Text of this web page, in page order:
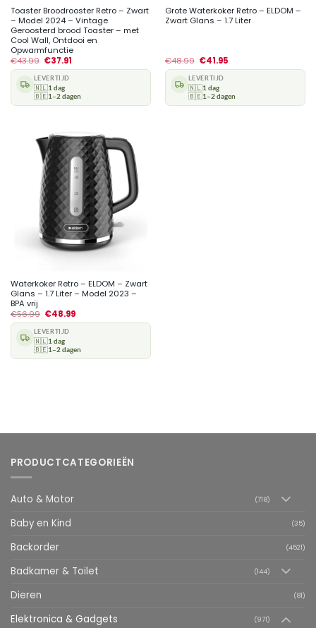
Toaster Broodrooster Retro – Zwart
– Model 2024 – Vintage
Geroosterd brood Toaster – met
Cool Wall, Ontdooi en
Opwarmfunctie
€43.99 €37.91
LEVERTIJD
🇳🇱1 dag
🇧🇪1–2 dagen
Grote Waterkoker Retro – ELDOM –
Zwart Glans – 1.7 Liter
€48.99 €41.95
LEVERTIJD
🇳🇱1 dag
🇧🇪1–2 dagen
Waterkoker Retro – ELDOM – Zwart
Glans – 1.7 Liter – Model 2023 –
BPA vrij
€56.99 €48.99
LEVERTIJD
🇳🇱1 dag
🇧🇪1–2 dagen
PRODUCTCATEGORIEËN
Auto & Motor (718)
Baby en Kind (35)
Backorder (4521)
Badkamer & Toilet (144)
Dieren (81)
Elektronica & Gadgets (971)